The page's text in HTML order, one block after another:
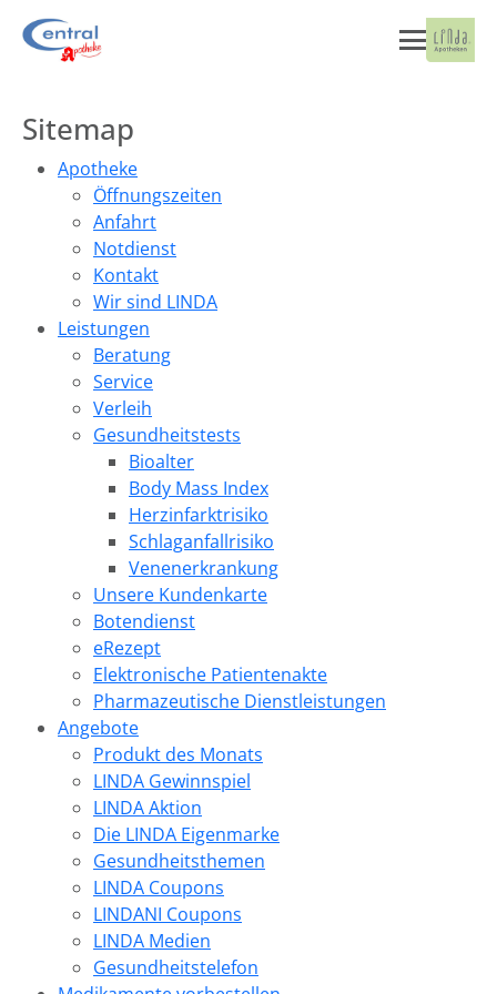
Sitemap
Apotheke
Öffnungszeiten
Anfahrt
Notdienst
Kontakt
Wir sind LINDA
Leistungen
Beratung
Service
Verleih
Gesundheitstests
Bioalter
Body Mass Index
Herzinfarktrisiko
Schlaganfallrisiko
Venenerkrankung
Unsere Kundenkarte
Botendienst
eRezept
Elektronische Patientenakte
Pharmazeutische Dienstleistungen
Angebote
Produkt des Monats
LINDA Gewinnspiel
LINDA Aktion
Die LINDA Eigenmarke
Gesundheitsthemen
LINDA Coupons
LINDANI Coupons
LINDA Medien
Gesundheitstelefon